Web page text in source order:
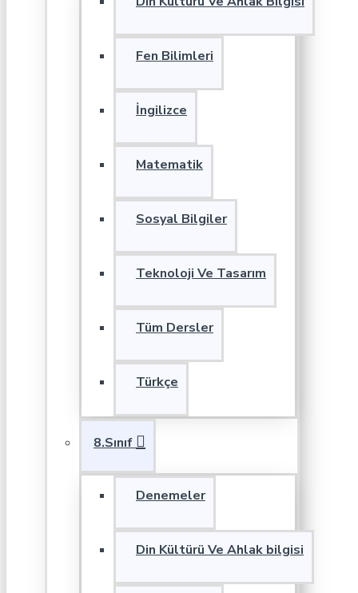
Fen Bilimleri
İngilizce
Matematik
Sosyal Bilgiler
Teknoloji Ve Tasarım
Tüm Dersler
Türkçe
8.Sınıf
Denemeler
Din Kültürü Ve Ahlak bilgisi